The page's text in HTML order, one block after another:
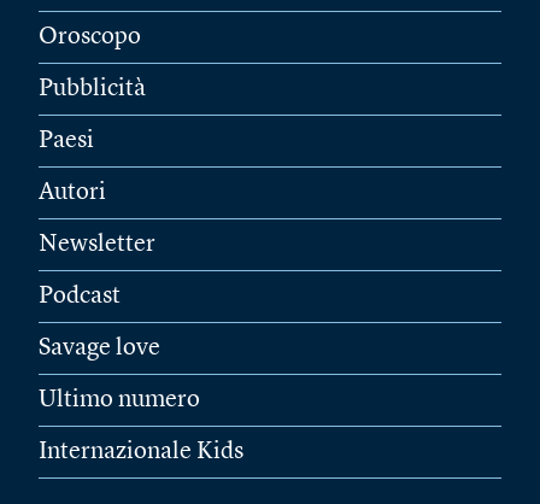
Oroscopo
Pubblicità
Paesi
Autori
Newsletter
Podcast
Savage love
Ultimo numero
Internazionale Kids